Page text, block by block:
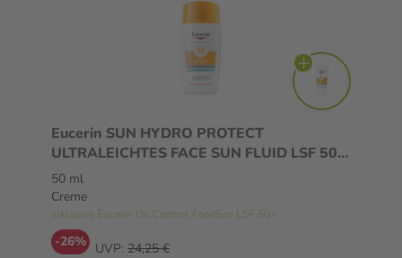
Eucerin SUN HYDRO PROTECT
ULTRALEICHTES FACE SUN FLUID LSF 50+
50 ml Creme
50 ml
Creme
inklusive Eucerin Oil Control FaceSun LSF 50+
-26% UVP: 24,25 €